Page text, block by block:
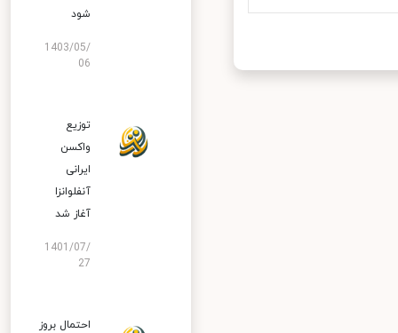
شود
1403/05/
06
توزیع
واکسن
ایرانی
آنفلوانزا
آغاز شد
1401/07/
27
احتمال بروز